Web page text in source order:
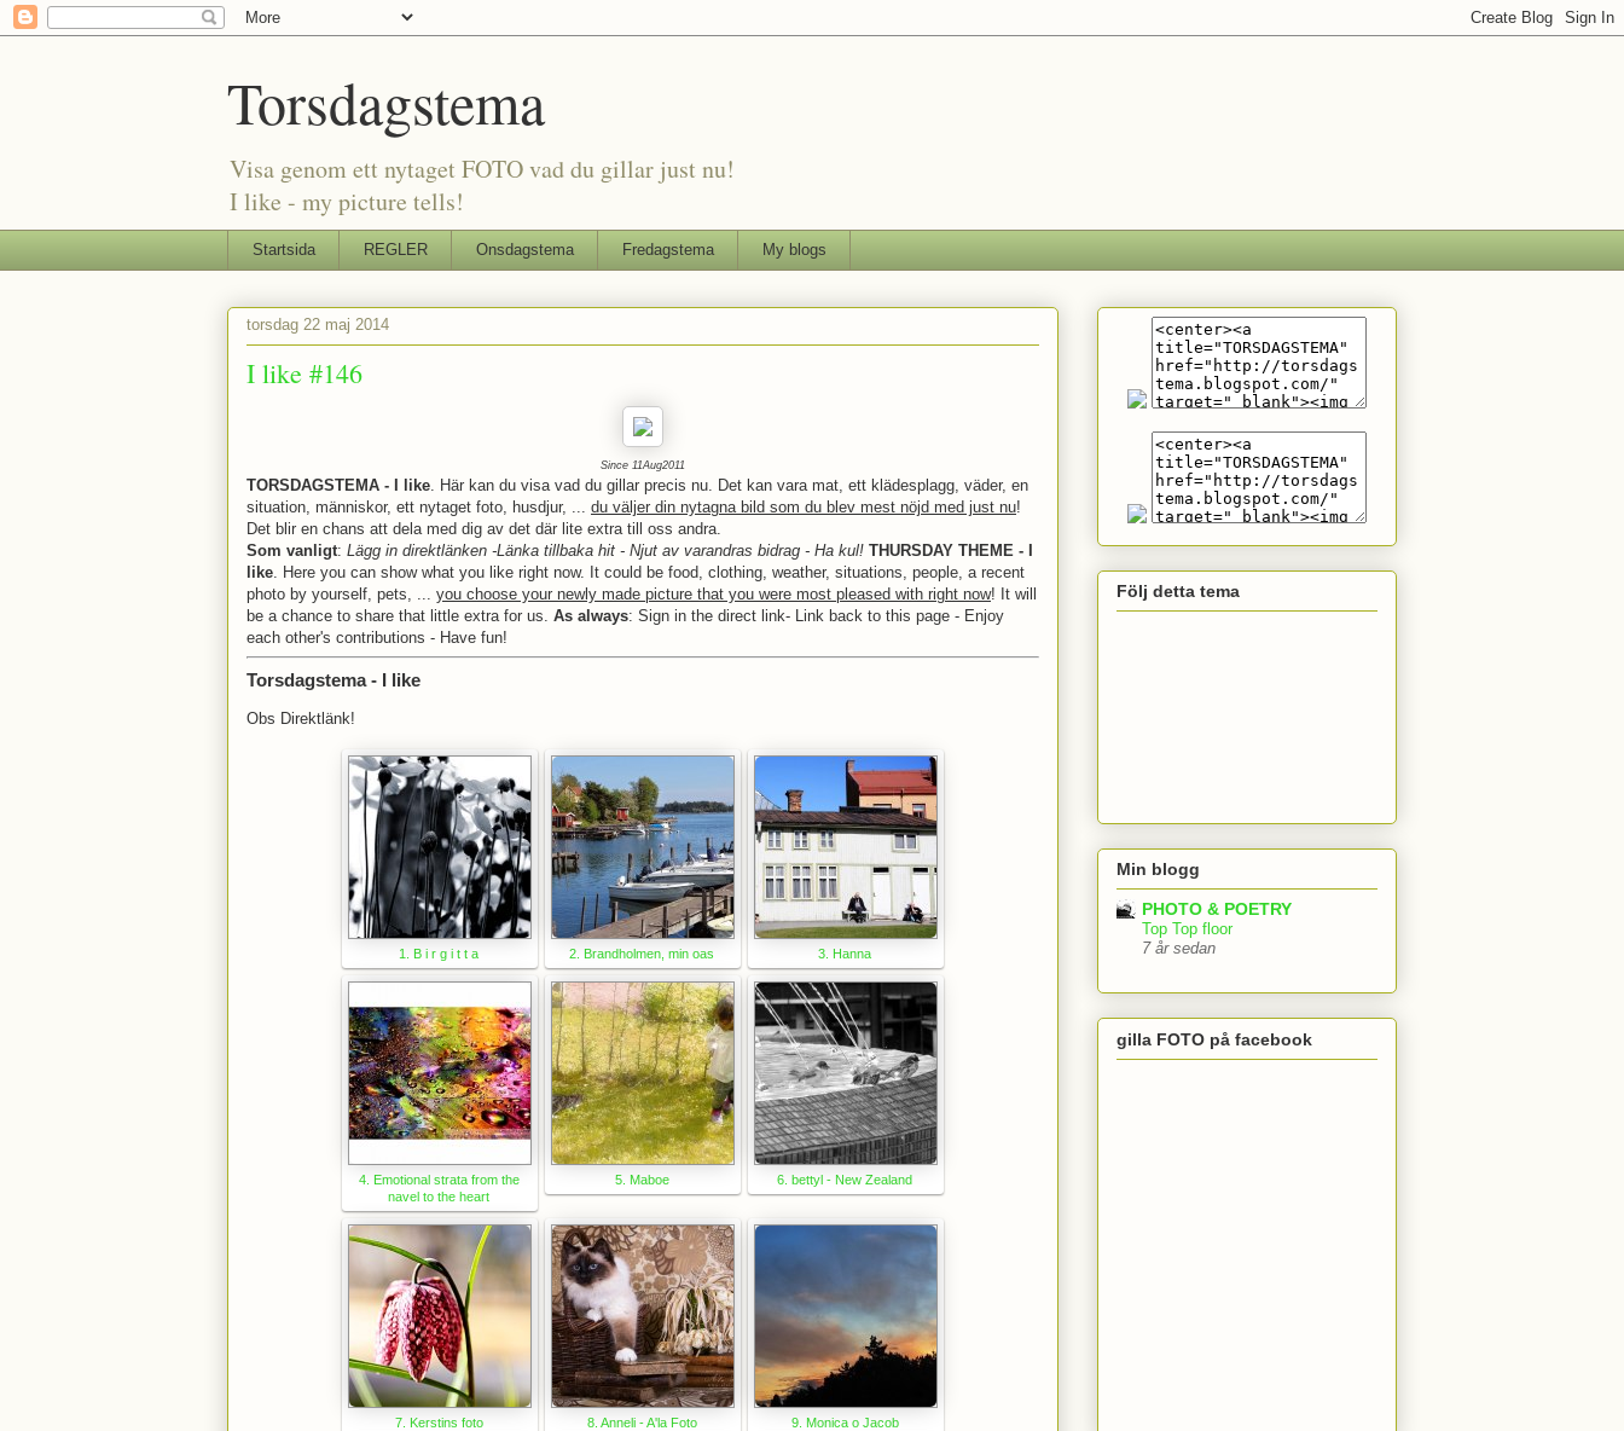
Torsdagstema
Visa genom ett nytaget FOTO vad du gillar just nu!
I like - my picture tells!
Startsida REGLER Onsdagstema Fredagstema My blogs
torsdag 22 maj 2014
I like #146
Since 11Aug2011
TORSDAGSTEMA - I like . Här kan du visa vad du gillar precis nu. Det kan vara mat, ett klädesplagg, väder, en
situation, människor, ett nytaget foto, husdjur, ... du väljer din nytagna bild som du blev mest nöjd med just nu!
Det blir en chans att dela med dig av det där lite extra till oss andra.
Som vanligt: Lägg in direktlänken -Länka tillbaka hit - Njut av varandras bidrag - Ha kul! THURSDAY THEME - I
like . Here you can show what you like right now. It could be food, clothing, weather, situations, people, a recent
photo by yourself, pets, ... you choose your newly made picture that you were most pleased with right now! It will
be a chance to share that little extra for us. As always: Sign in the direct link- Link back to this page - Enjoy
each other's contributions - Have fun!
Torsdagstema - I like
Obs Direktlänk!
1. B i r g i t t a 2. Brandholmen, min oas 3. Hanna
4. Emotional strata from the
navel to the heart
5. Maboe 6. bettyl - New Zealand
7. Kerstins foto 8. Anneli - A'la Foto 9. Monica o Jacob
Följ detta tema
Min blogg
PHOTO & POETRY
Top Top floor
7 år sedan
gilla FOTO på facebook